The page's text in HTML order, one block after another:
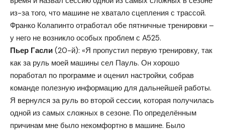
из-за того, что машине не хватало сцепления с трассой.
Франко Колапинто отработал обе пятничные тренировки –
у него не возникло особых проблем с A525.
Пьер Гасли (20-й): «Я пропустил первую тренировку, так
как за руль моей машины сел Пауль. Он хорошо
поработал по программе и оценил настройки, собрав
команде полезную информацию для дальнейшей работы.
Я вернулся за руль во второй сессии, которая получилась
одной из самых сложных в сезоне. По определённым
причинам мне было некомфортно в машине. Было